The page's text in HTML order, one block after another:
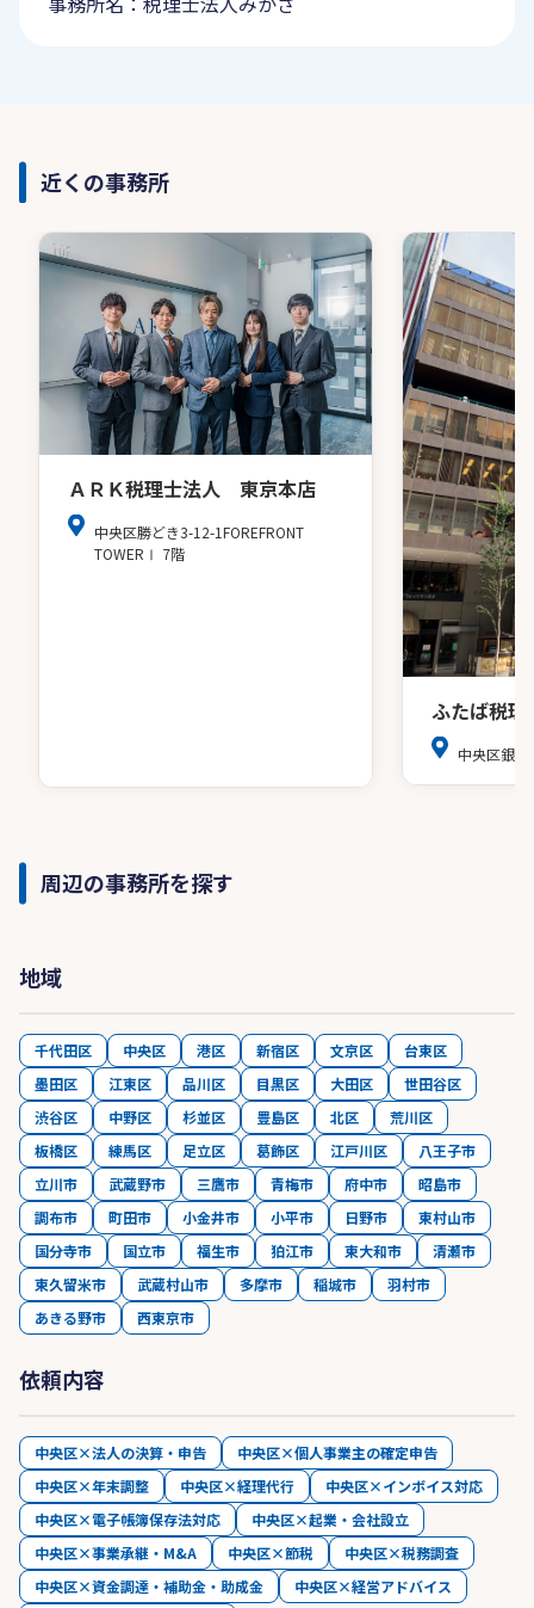
近くの事務所
ＡＲＫ税理士法人 東京本店
中央区勝どき3-12-1FOREFRONT
TOWERⅠ 7階
ふたば税
中央区銀
周辺の事務所を探す
地域
千代田区 中央区 港区 新宿区 文京区
台東区
墨田区
江東区 品川区 目黒区 大田区
世田谷区
渋谷区
中野区 杉並区 豊島区 北区
荒川区
板橋区
練馬区 足立区 葛飾区 江戸川区
八王子市
立川市
武蔵野市 三鷹市 青梅市 府中市
昭島市
調布市
町田市 小金井市 小平市 日野市
東村山市
国分寺市
国立市 福生市 狛江市 東大和市
清瀬市
東久留米市
武蔵村山市 多摩市 稲城市
羽村市
あきる野市
西東京市
依頼内容
中央区×法人の決算・申告
中央区×個人事業主の確定申告
中央区×年末調整
中央区×経理代行
中央区×インボイス対応
中央区×電子帳簿保存法対応
中央区×起業・会社設立
中央区×事業承継・M&A
中央区×節税
中央区×税務調査
中央区×資金調達・補助金・助成金
中央区×経営アドバイス